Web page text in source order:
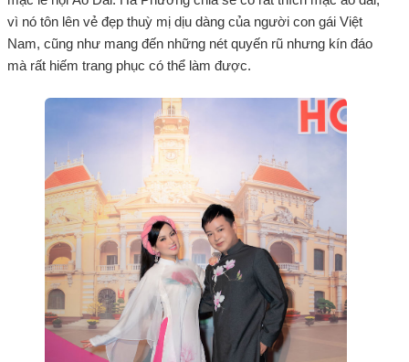
vì nó tôn lên vẻ đẹp thuỳ mị dịu dàng của người con gái Việt
Nam, cũng như mang đến những nét quyến rũ nhưng kín đáo
mà rất hiếm trang phục có thể làm được.